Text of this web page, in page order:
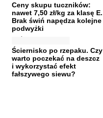
Ceny skupu tuczników:
nawet 7,50 zł/kg za klasę E.
Brak świń napędza kolejne
podwyżki
Ściernisko po rzepaku. Czy
warto poczekać na deszcz
i wykorzystać efekt
fałszywego siewu?